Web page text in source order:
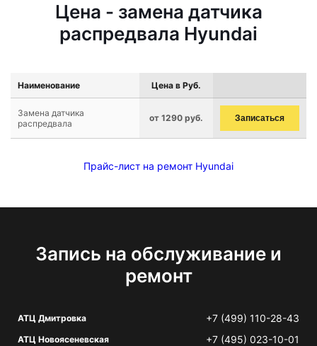
Цена - замена датчика
распредвала Hyundai
Наименование Цена в Руб.
Замена датчика
распредвала
от 1290 руб. Записаться
Прайс-лист на ремонт Hyundai
Запись на обслуживание и
ремонт
АТЦ Дмитровка +7 (499) 110-28-43
АТЦ Новоясеневская +7 (495) 023-10-01